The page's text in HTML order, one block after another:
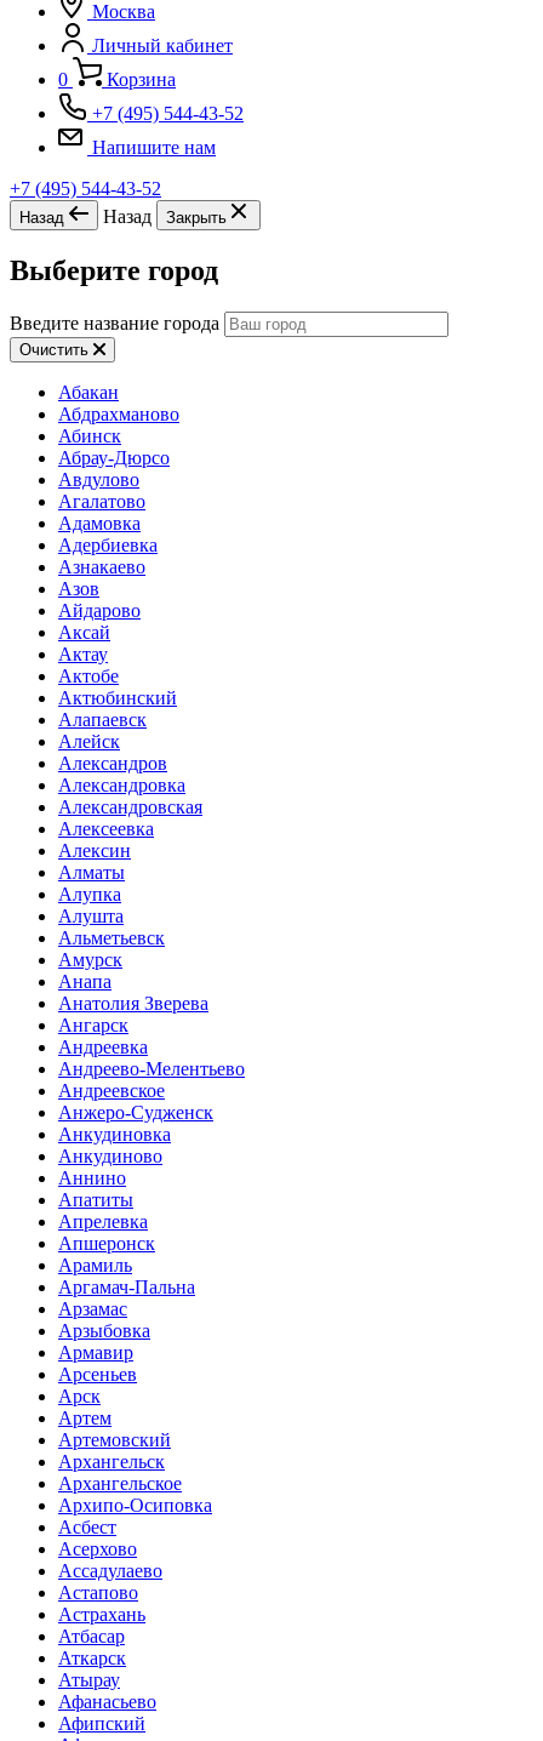
Москва
Личный кабинет
0
Корзина
+7 (495) 544-43-52
Напишите нам
+7 (495) 544-43-52
Назад Назад Закрыть
Выберите город
Введите название города
Очистить
Абакан
Абдрахманово
Абинск
Абрау-Дюрсо
Авдулово
Агалатово
Адамовка
Адербиевка
Азнакаево
Азов
Айдарово
Аксай
Актау
Актобе
Актюбинский
Алапаевск
Алейск
Александров
Александровка
Александровская
Алексеевка
Алексин
Алматы
Алупка
Алушта
Альметьевск
Амурск
Анапа
Анатолия Зверева
Ангарск
Андреевка
Андреево-Мелентьево
Андреевское
Анжеро-Судженск
Анкудиновка
Анкудиново
Аннино
Апатиты
Апрелевка
Апшеронск
Арамиль
Аргамач-Пальна
Арзамас
Арзыбовка
Армавир
Арсеньев
Арск
Артем
Артемовский
Архангельск
Архангельское
Архипо-Осиповка
Асбест
Асерхово
Ассадулаево
Астапово
Астрахань
Атбасар
Аткарск
Атырау
Афанасьево
Афипский